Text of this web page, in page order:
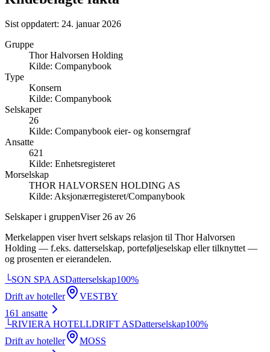
Sist oppdatert: 24. januar 2026
Gruppe
Thor Halvorsen Holding
Kilde: Companybook
Type
Konsern
Kilde: Companybook
Selskaper
26
Kilde: Companybook eier- og konserngraf
Ansatte
621
Kilde: Enhetsregisteret
Morselskap
THOR HALVORSEN HOLDING AS
Kilde: Aksjonærregisteret/Companybook
Selskaper i gruppenViser26 av 26
Merkelappen viser hvert selskaps relasjon til Thor Halvorsen
Holding — f.eks. datterselskap, porteføljeselskap eller tilknyttet —
og prosenten er eierandelen.
└SON SPA ASDatterselskap100%
Drift av hoteller
VESTBY
161 ansatte
└RIVIERA HOTELLDRIFT ASDatterselskap100%
Drift av hoteller
MOSS